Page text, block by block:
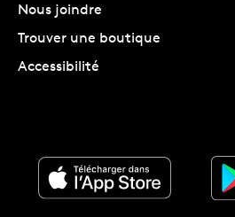
Nous joindre
Trouver une boutique
Accessibilité